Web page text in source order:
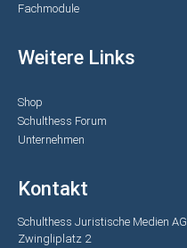
Fachmodule
Weitere Links
Shop
Schulthess Forum
Unternehmen
Kontakt
Schulthess Juristische Medien AG
Zwingliplatz 2